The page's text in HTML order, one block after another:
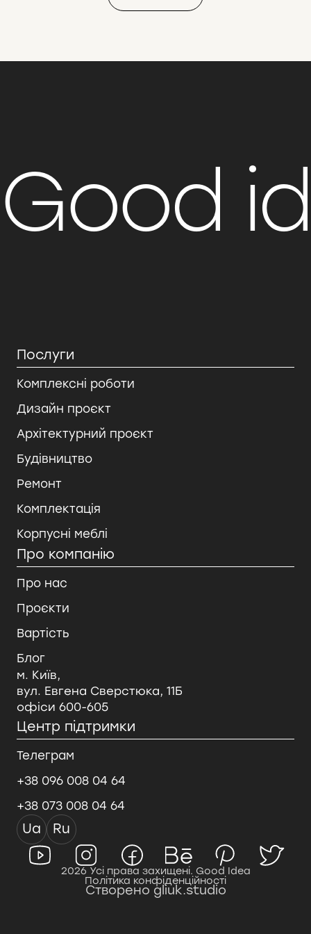
Good
Послуги
Комплексні роботи
Дизайн проєкт
Архітектурний проєкт
Будівництво
Ремонт
Комплектація
Корпусні меблі
Про компанію
Про нас
Проєкти
Вартість
Блог
м. Київ,
вул. Евгена Сверстюка, 11Б
офіси 600-605
Центр підтримки
Телеграм
+38 096 008 04 64
+38 073 008 04 64
Ua Ru
2026 Усі права захищені. Good Idea
Політика конфіденційності
Створено gliuk.studio